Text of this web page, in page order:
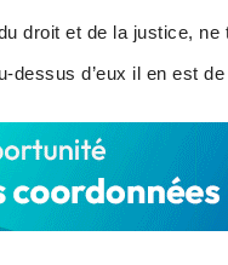
droit et de la justice, ne
dessus d’eux il en est